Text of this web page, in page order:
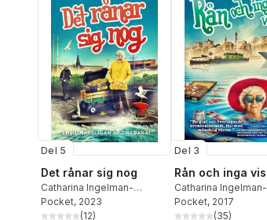
Del 5
Det rånar sig nog
Catharina Ingelman-
Sundberg
Pocket, 2023
(12)
Del 3
Rån och inga
Catharina Ingelman-
Sundberg
Pocket, 2017
(35)